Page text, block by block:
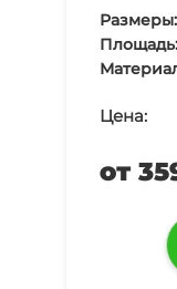
Размеры:
Площадь:
Цена:
от